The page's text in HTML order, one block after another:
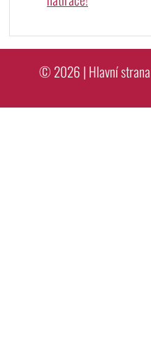
© 2026 | Hlavní strana